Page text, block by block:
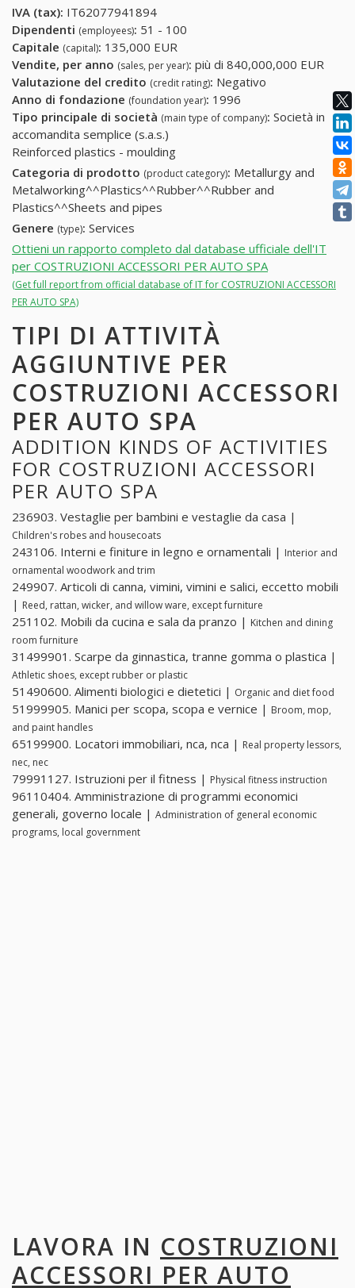
IVA (tax): IT62077941894
Dipendenti (employees): 51 - 100
Capitale (capital): 135,000 EUR
Vendite, per anno (sales, per year): più di 840,000,000 EUR
Valutazione del credito (credit rating): Negativo
Anno di fondazione (foundation year): 1996
Tipo principale di società (main type of company): Società in
accomandita semplice (s.a.s.)
Reinforced plastics - moulding
Categoria di prodotto (product category): Metallurgy and
Metalworking^^Plastics^^Rubber^^Rubber and
Plastics^^Sheets and pipes
Genere (type): Services
Ottieni un rapporto completo dal database ufficiale dell'IT
per COSTRUZIONI ACCESSORI PER AUTO SPA
(Get full report from official database of IT for COSTRUZIONI ACCESSORI
PER AUTO SPA)
TIPI DI ATTIVITÀ
AGGIUNTIVE PER
COSTRUZIONI ACCESSORI
PER AUTO SPA
ADDITION KINDS OF ACTIVITIES
FOR COSTRUZIONI ACCESSORI
PER AUTO SPA
236903. Vestaglie per bambini e vestaglie da casa |
Children's robes and housecoats
243106. Interni e finiture in legno e ornamentali | Interior and
ornamental woodwork and trim
249907. Articoli di canna, vimini, vimini e salici, eccetto mobili
| Reed, rattan, wicker, and willow ware, except furniture
251102. Mobili da cucina e sala da pranzo | Kitchen and dining
room furniture
31499901. Scarpe da ginnastica, tranne gomma o plastica |
Athletic shoes, except rubber or plastic
51490600. Alimenti biologici e dietetici | Organic and diet food
51999905. Manici per scopa, scopa e vernice | Broom, mop,
and paint handles
65199900. Locatori immobiliari, nca, nca | Real property lessors,
nec, nec
79991127. Istruzioni per il fitness | Physical fitness instruction
96110404. Amministrazione di programmi economici
generali, governo locale | Administration of general economic
programs, local government
LAVORA IN COSTRUZIONI
ACCESSORI PER AUTO